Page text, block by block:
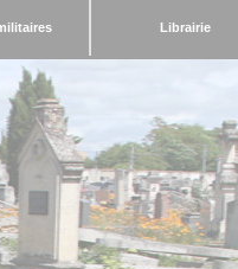
Librairie